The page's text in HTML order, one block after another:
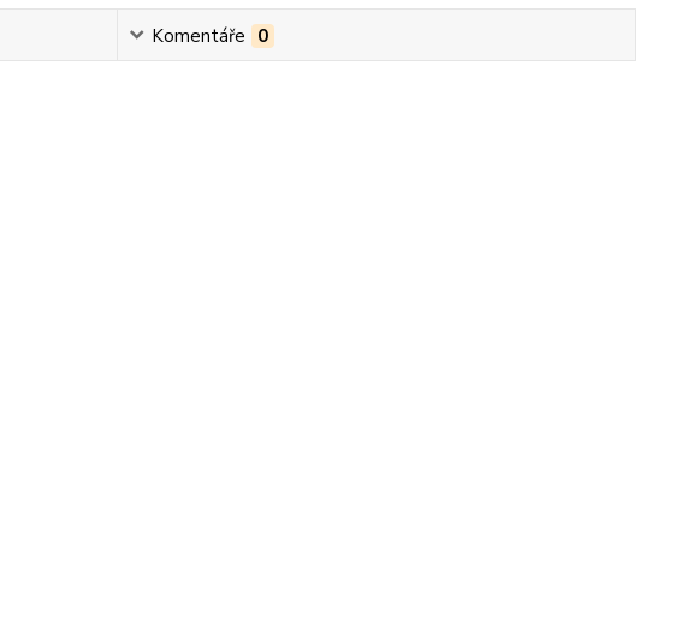
Komentáře 0